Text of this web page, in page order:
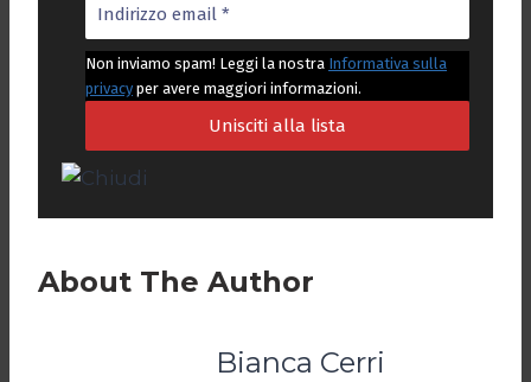
Non inviamo spam! Leggi la nostra Informativa sulla
privacy per avere maggiori informazioni.
About The Author
Bianca Cerri